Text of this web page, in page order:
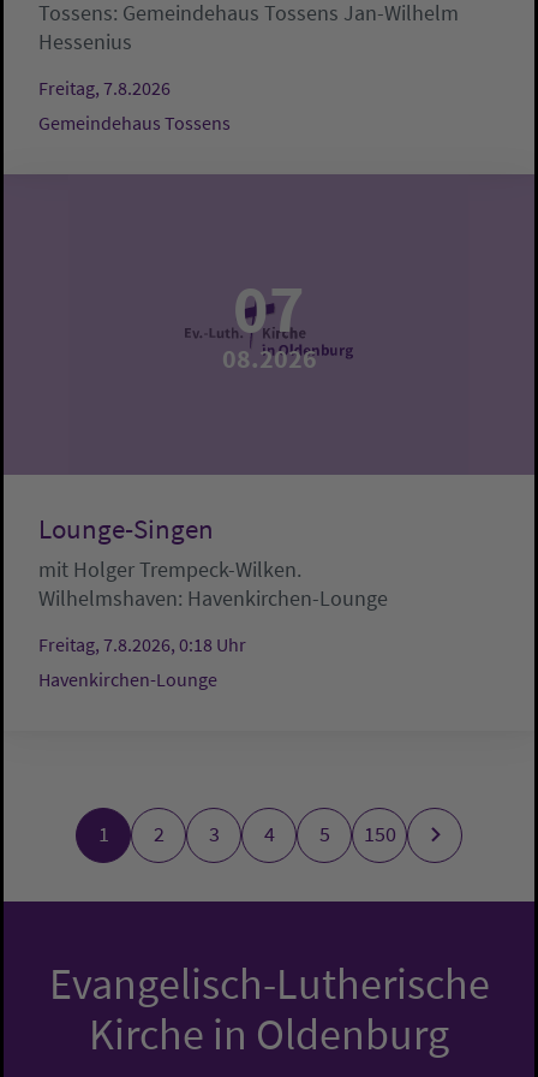
Tossens: Gemeindehaus Tossens Jan-Wilhelm
Hessenius
Freitag, 7.8.2026
Gemeindehaus Tossens
07
08.2026
Lounge-Singen
mit Holger Trempeck-Wilken.
Wilhelmshaven: Havenkirchen-Lounge
Freitag, 7.8.2026, 0:18 Uhr
Havenkirchen-Lounge
1 2 3 4 5 150
Evangelisch-Lutherische
Kirche in Oldenburg